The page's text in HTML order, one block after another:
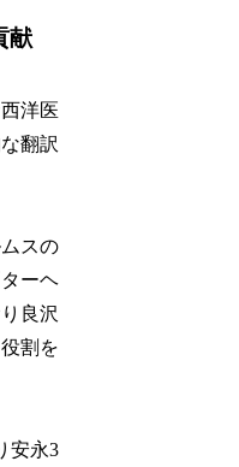
献
洋医
翻訳
スの
ーヘ
良沢
割を
安永3